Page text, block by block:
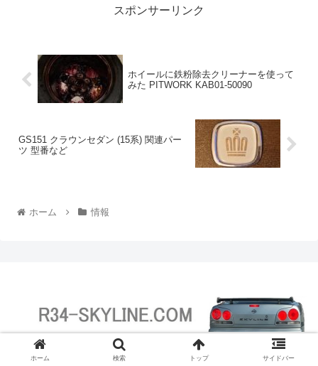
スポンサーリンク
ホイールに鉄粉除去クリーナーを使って
みた PITWORK KAB01-50090
GS151 クラウンセダン (15系) 関連パー
ツ 型番など
ホーム 情報
© 2021 R34-SKYLINE.COM.
ホーム 検索 トップ サイドバー